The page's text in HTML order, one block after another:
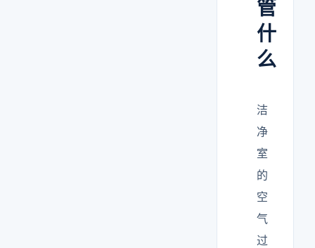
管
什
么
洁
净
室
的
空
气
过